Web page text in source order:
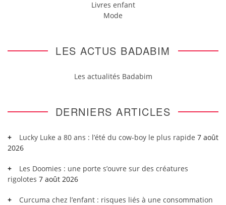
Livres enfant
Mode
LES ACTUS BADABIM
Les actualités Badabim
DERNIERS ARTICLES
Lucky Luke a 80 ans : l’été du cow-boy le plus rapide 7 août
2026
Les Doomies : une porte s’ouvre sur des créatures
rigolotes 7 août 2026
Curcuma chez l’enfant : risques liés à une consommation